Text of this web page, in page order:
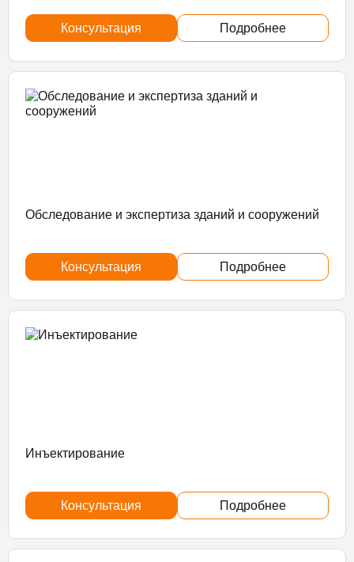
Консультация Подробнее
Обследование и экспертиза зданий и сооружений
Консультация Подробнее
Инъектирование
Консультация Подробнее